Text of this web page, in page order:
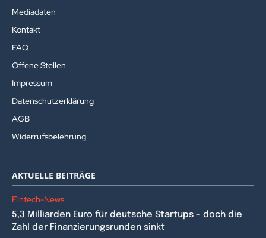
Mediadaten
Kontakt
FAQ
Offene Stellen
Impressum
Datenschutzerklärung
AGB
Widerrufsbelehrung
AKTUELLE BEITRÄGE
Fintech-News
5,3 Milliarden Euro für deutsche Startups – doch die
Zahl der Finanzierungsrunden sinkt